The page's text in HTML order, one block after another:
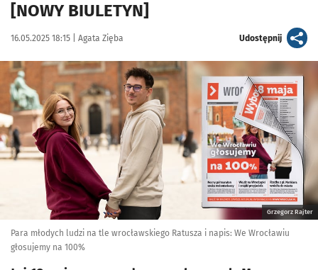
[NOWY BIULETYN]
Data publikacji:
16.05.2025 18:15 | Autor:
Agata Zięba Udostępnijartykuł
Kliknij, aby powiększyć
Grzegorz Rajter
Para młodych ludzi na tle wrocławskiego Ratusza i napis: We Wrocławiu
głosujemy na 100%